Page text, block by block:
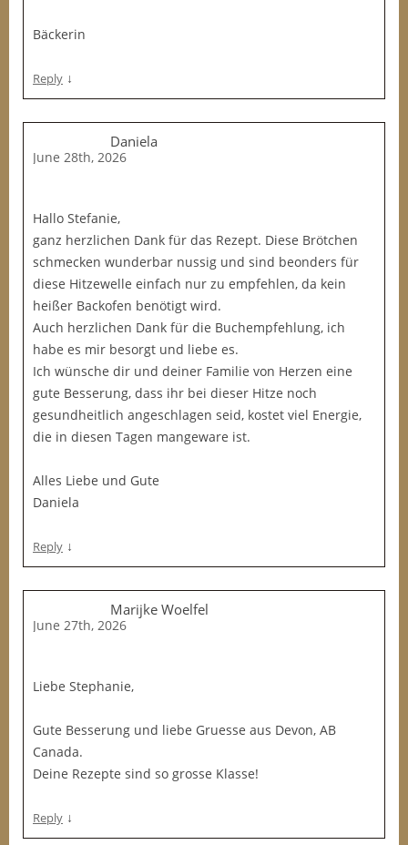
Bäckerin
Reply ↓
Daniela
June 28th, 2026
Hallo Stefanie,
ganz herzlichen Dank für das Rezept. Diese Brötchen
schmecken wunderbar nussig und sind beonders für
diese Hitzewelle einfach nur zu empfehlen, da kein
heißer Backofen benötigt wird.
Auch herzlichen Dank für die Buchempfehlung, ich
habe es mir besorgt und liebe es.
Ich wünsche dir und deiner Familie von Herzen eine
gute Besserung, dass ihr bei dieser Hitze noch
gesundheitlich angeschlagen seid, kostet viel Energie,
die in diesen Tagen mangeware ist.
Alles Liebe und Gute
Daniela
Reply ↓
Marijke Woelfel
June 27th, 2026
Liebe Stephanie,
Gute Besserung und liebe Gruesse aus Devon, AB
Canada.
Deine Rezepte sind so grosse Klasse!
Reply ↓